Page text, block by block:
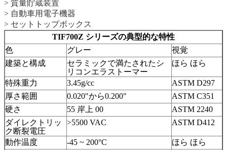
> 質量貯蔵装置
> 自動車用電子機器
> セットトップボックス
TIF700Z シリーズの典型的な特性
色
グレー
視覚
建築と構成
セラミックで満たされたシ
リコンエラストーマー
ほら ほら
特殊重力 3.45g/cc
ASTM D297
厚さ範囲
0.020"から0.200"
ASTM C351
硬さ
55 岸上 00
ASTM 2240
ダイレクトリッ
ク断裂電圧
>5500 VAC ASTM D412
動作温度 -45 ~ 200°C
ほら ほら